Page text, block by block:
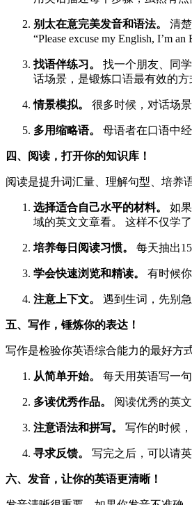
别太在意完美发音和语法。
清
“Please excuse my English, I’m
找语伴练习。
找一个朋友、同
话场景，是锻炼口语最有效的方
情景模拟。 很多时候，对话场
多用缩略语。 母语者在口语中经
四、阅读，打开你的知识库！
阅读是提升词汇量、理解句型、培养
选择适合自己水平的材料。
如
域的英文文章看。 这样不仅学
培养每日阅读习惯。 每天抽出
学会快速浏览和精读。 有时候
注意上下文。 遇到生词，先别
五、写作，锤炼你的表达！
写作是检验你英语综合能力的最好方
从简单开始。 每天用英语写一
多读优秀作品。 阅读优秀的英
注意语法和拼写。 写作的时候
寻求反馈。 写完之后，可以请
六、发音，让你的英语更清晰！